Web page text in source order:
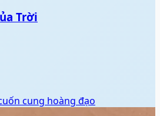
Trời
cung hoàng đạo